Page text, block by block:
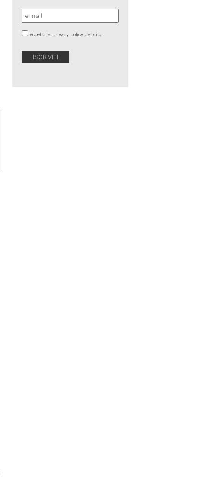
Accetto la privacy policy del sito